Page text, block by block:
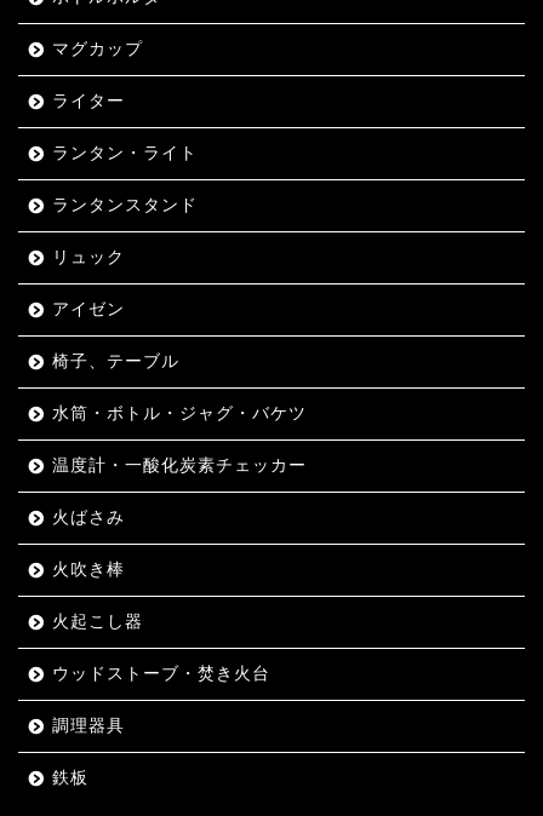
マグカップ
ライター
ランタン・ライト
ランタンスタンド
リュック
アイゼン
椅子、テーブル
水筒・ボトル・ジャグ・バケツ
温度計・一酸化炭素チェッカー
火ばさみ
火吹き棒
火起こし器
ウッドストーブ・焚き火台
調理器具
鉄板